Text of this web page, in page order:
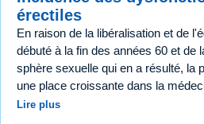
érectiles
En raison de la libéralisation et de
débuté à la fin des années 60 et de
sphère sexuelle qui en a résulté, la
une place croissante dans la
Lire plus